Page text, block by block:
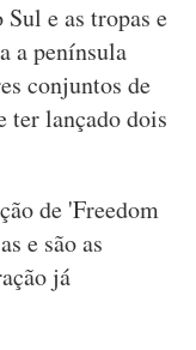
e as tropas e
a península
conjuntos de
ter lançado dois
de 'Freedom
e são as
já